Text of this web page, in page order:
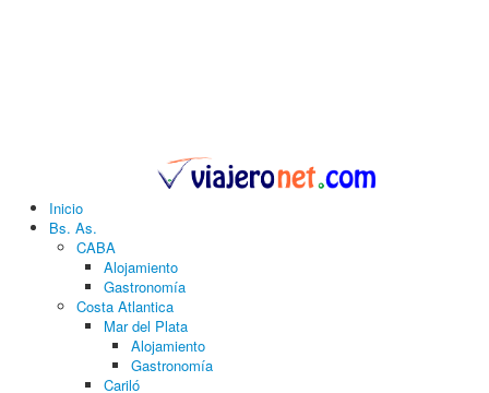
Inicio
Bs. As.
CABA
Alojamiento
Gastronomía
Costa Atlantica
Mar del Plata
Alojamiento
Gastronomía
Cariló